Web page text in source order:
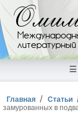
Перейти к
литературный
☰
Вы здесь
Главная Статьи
замурованных в